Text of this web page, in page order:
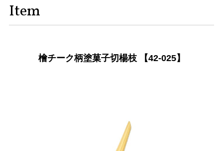
Item
檜チーク柄塗菓子切楊枝 【42-025】